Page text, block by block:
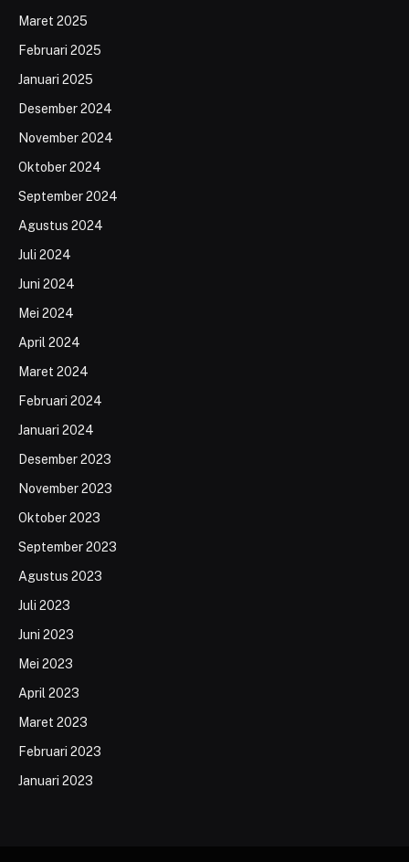
Maret 2025
Februari 2025
Januari 2025
Desember 2024
November 2024
Oktober 2024
September 2024
Agustus 2024
Juli 2024
Juni 2024
Mei 2024
April 2024
Maret 2024
Februari 2024
Januari 2024
Desember 2023
November 2023
Oktober 2023
September 2023
Agustus 2023
Juli 2023
Juni 2023
Mei 2023
April 2023
Maret 2023
Februari 2023
Januari 2023